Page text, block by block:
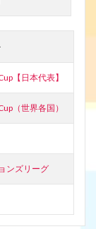
【日本代表】
（世界各国）
ンズリーグ